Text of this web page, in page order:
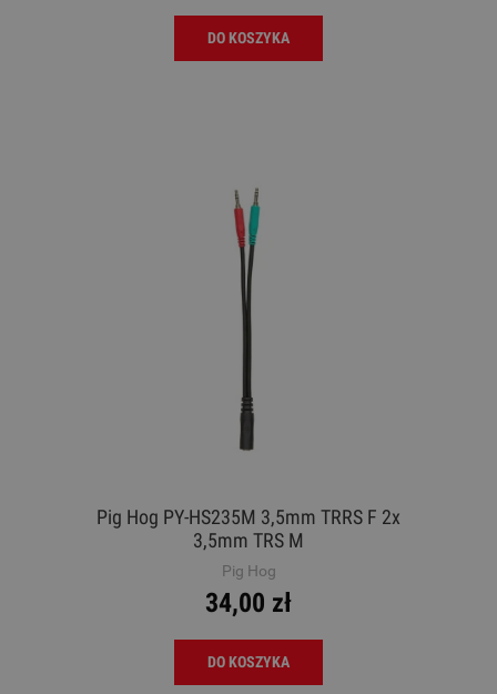
DO KOSZYKA
Pig Hog PY-HS235M 3,5mm TRRS F 2x
3,5mm TRS M
Pig Hog
34,00 zł
DO KOSZYKA